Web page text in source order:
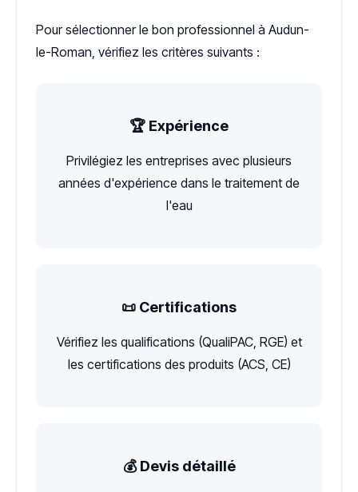
Pour sélectionner le bon professionnel à Audun-
le-Roman, vérifiez les critères suivants :
🏆 Expérience
Privilégiez les entreprises avec plusieurs
années d'expérience dans le traitement de
l'eau
📜 Certifications
Vérifiez les qualifications (QualiPAC, RGE) et
les certifications des produits (ACS, CE)
💰 Devis détaillé